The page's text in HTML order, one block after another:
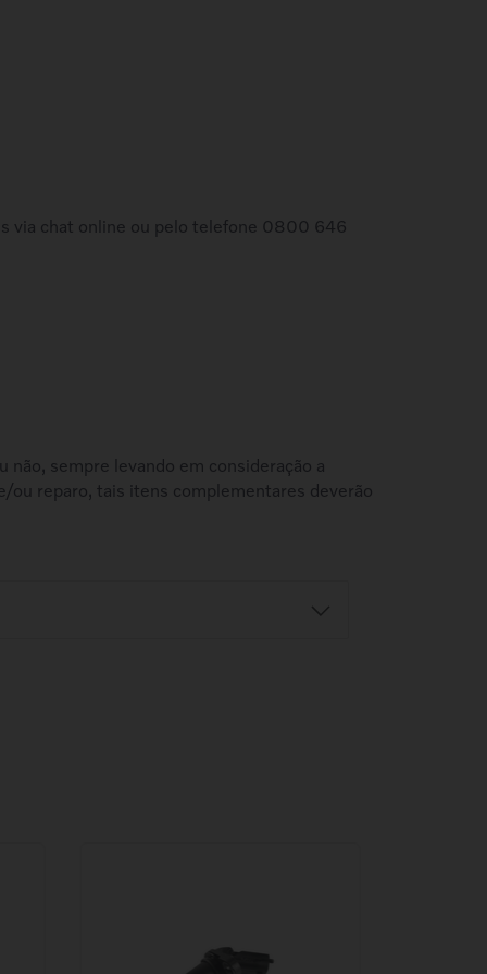
via chat online ou pelo telefone 0800 646
não, sempre levando em consideração a
ou reparo, tais itens complementares deverão